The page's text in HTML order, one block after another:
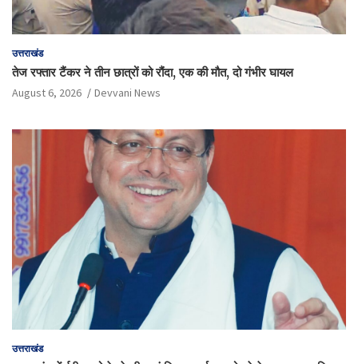
उत्तराखंड
तेज रफ्तार टैंकर ने तीन छात्रों को रौंदा, एक की मौत, दो गंभीर घायल
August 6, 2026 Devvani News
उत्तराखंड